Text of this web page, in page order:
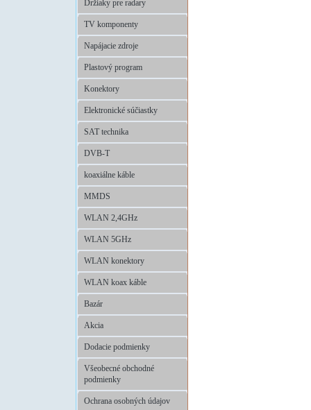
Držiaky pre radary
TV komponenty
Napájacie zdroje
Plastový program
Konektory
Elektronické súčiastky
SAT technika
DVB-T
koaxiálne káble
MMDS
WLAN 2,4GHz
WLAN 5GHz
WLAN konektory
WLAN koax káble
Bazár
Akcia
Dodacie podmienky
Všeobecné obchodné
podmienky
Ochrana osobných údajov